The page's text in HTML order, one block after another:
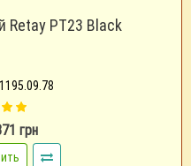
Retay PT23 Black
грн